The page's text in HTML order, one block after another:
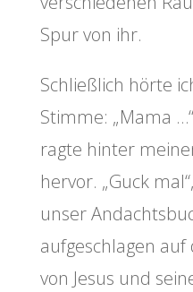
Spur von ihr.
Schließlich hörte
Stimme: „Mama
ragte hinter
hervor. „Guck
unser
aufgeschlagen auf
von Jesus und